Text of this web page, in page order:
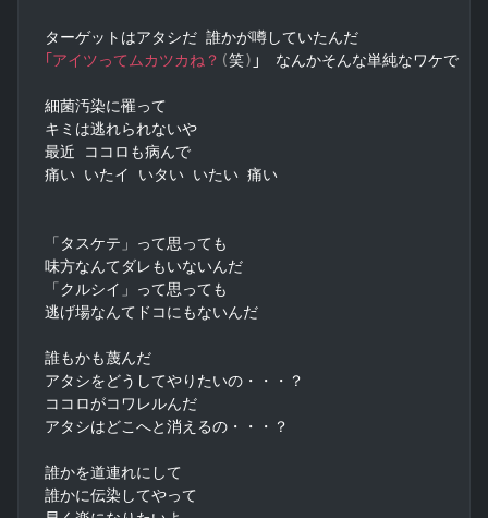
｢アイツってムカツカね？ (笑) ｣　なんかそんな単純なワケで
細菌汚染に罹って
キミは逃れられないや
最近 ココロも病んで
痛い いたイ いタい いたい 痛い
「タスケテ」って思っても
味方なんてダレもいないんだ
「クルシイ」って思っても
逃げ場なんてドコにもないんだ
誰もかも蔑んだ
アタシをどうしてやりたいの・・・？
ココロがコワレルんだ
アタシはどこへと消えるの・・・？
誰かを道連れにして
誰かに伝染してやって